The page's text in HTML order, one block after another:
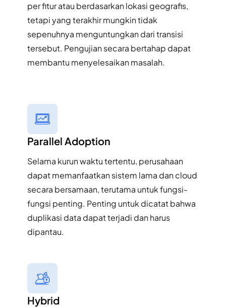
per fitur atau berdasarkan lokasi geografis,
tetapi yang terakhir mungkin tidak
sepenuhnya menguntungkan dari transisi
tersebut. Pengujian secara bertahap dapat
membantu menyelesaikan masalah.​
Parallel Adoption​
Selama kurun waktu tertentu, perusahaan
dapat memanfaatkan sistem lama dan cloud
secara bersamaan, terutama untuk fungsi-
fungsi penting. Penting untuk dicatat bahwa
duplikasi data dapat terjadi dan harus
dipantau.​
Hybrid